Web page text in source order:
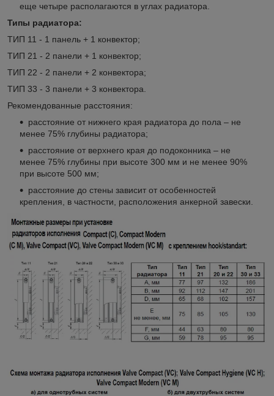
еще четыре располагаются в углах радиатора.
Типы радиатора:
ТИП 11 - 1 панель + 1 конвектор;
ТИП 21 - 2 панели + 1 конвектор;
ТИП 22 - 2 панели + 2 конвектора;
ТИП 33 - 3 панели + 3 конвектора.
Рекомендованные расстояния:
расстояние от нижнего края радиатора до пола – не
менее 75% глубины радиатора;
расстояние от верхнего края до подоконника – не
менее 75% глубины при высоте 300 мм и не менее 90%
при высоте 500 мм;
расстояние до стены зависит от особенностей
крепления, в частности, расположения анкерной завески.